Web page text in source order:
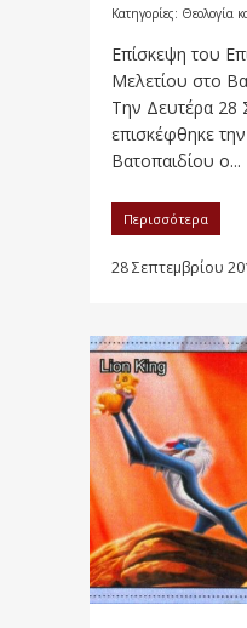
Κατηγορίες: Θεολογία
Επίσκεψη του
Μελετίου στο
Την Δευτέρα 28
επισκέφθηκε
Βατοπαιδίου ο...
Περισσότερα
28 Σεπτεμβρίου